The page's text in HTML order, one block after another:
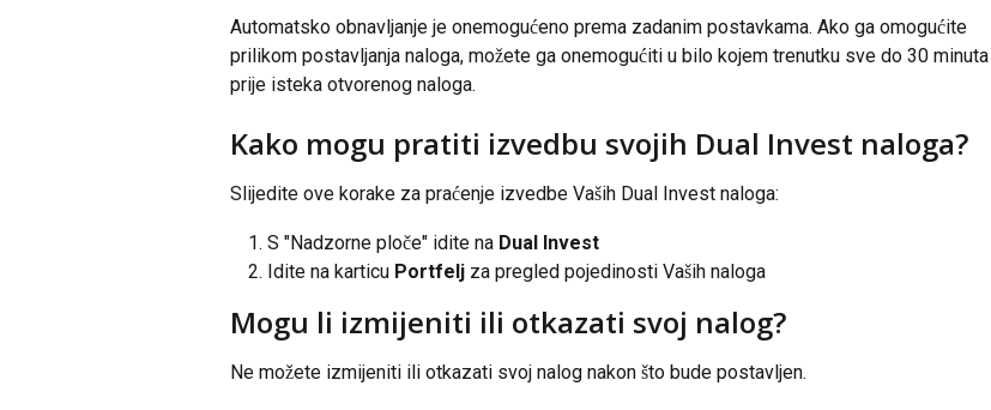
Automatsko obnavljanje je onemogućeno prema zadanim postavkama. Ako ga omogućite
prilikom postavljanja naloga, možete ga onemogućiti u bilo kojem trenutku sve do 30 minuta
prije isteka otvorenog naloga.
Kako mogu pratiti izvedbu svojih Dual Invest naloga?
Slijedite ove korake za praćenje izvedbe Vaših Dual Invest naloga:
S "Nadzorne ploče" idite na Dual Invest
Idite na karticu Portfelj za pregled pojedinosti Vaših naloga
Mogu li izmijeniti ili otkazati svoj nalog?
Ne možete izmijeniti ili otkazati svoj nalog nakon što bude postavljen.